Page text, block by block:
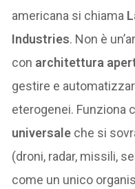
americana si chiama
Industries. Non è
con architettura
gestire e
eterogenei. Funziona
universale che si
(droni, radar, missili,
come un unico